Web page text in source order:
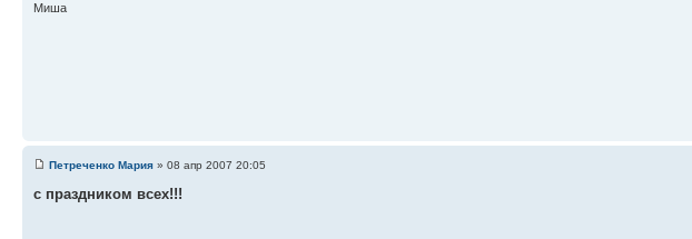
Миша
Петреченко Мария » 08 апр 2007 20:05
c праздником всех!!!